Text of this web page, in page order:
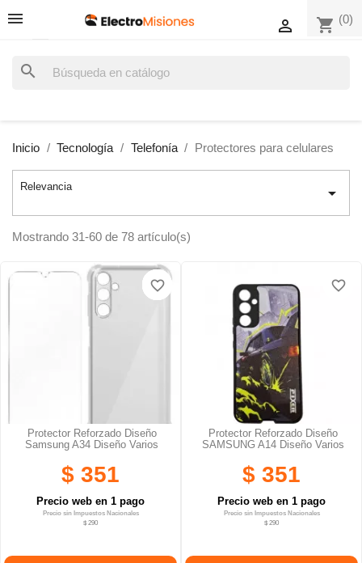
shopping_cart (0)

search
Inicio Tecnología Telefonía Protectores para celulares
Relevancia 
Mostrando 31-60 de 78 artículo(s)
Protector Reforzado Diseño
Samsung A34 Diseño Varios
$ 351
Precio web en 1 pago
Precio sin Impuestos Nacionales
$ 290
favorite_border
favorite_border
favorite_border
Protector Reforzado Diseño
SAMSUNG A14 Diseño Varios
$ 351
Precio web en 1 pago
Precio sin Impuestos Nacionales
$ 290
favorite_border
favorite_border
favorite_border